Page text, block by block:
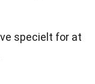
specielt for at